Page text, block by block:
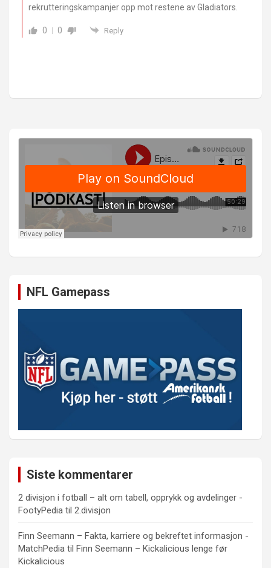
rekrutteringskampanjer opp mot restene av Gladiators.
0 0 Reply
NFL Gamepass
Siste kommentarer
2 divisjon i fotball – alt om tabell, opprykk og avdelinger -
FootyPedia til 2.divisjon
Finn Seemann – Fakta, karriere og bekreftet informasjon -
MatchPedia til Finn Seemann – Kickalicious lenge før
Kickalicious